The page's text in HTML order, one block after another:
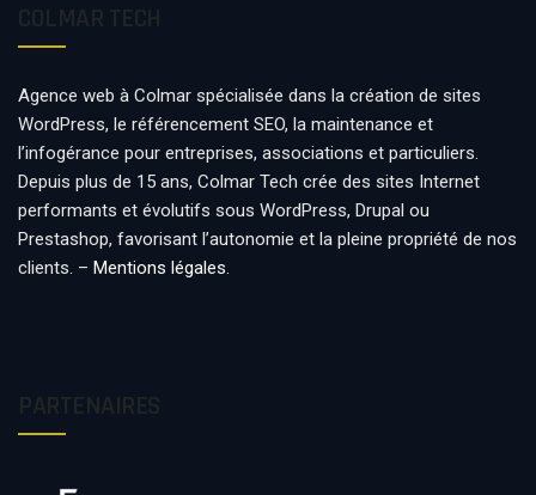
Agence web à Colmar spécialisée dans la création de sites
WordPress, le référencement SEO, la maintenance et
l’infogérance pour entreprises, associations et particuliers.
Depuis plus de 15 ans, Colmar Tech crée des sites Internet
performants et évolutifs sous WordPress, Drupal ou
Prestashop, favorisant l’autonomie et la pleine propriété de nos
clients. – Mentions légales